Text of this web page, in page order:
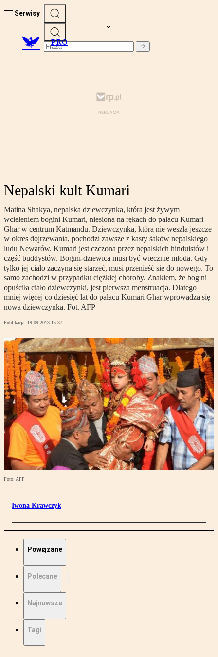
Serwisy
PRO
Nepalski kult Kumari
Matina Shakya, nepalska dziewczynka, która jest żywym
wcieleniem bogini Kumari, niesiona na rękach do pałacu Kumari
Ghar w centrum Katmandu. Dziewczynka, która nie weszła jeszcze
w okres dojrzewania, pochodzi zawsze z kasty śaków nepalskiego
ludu Newarów. Kumari jest czczona przez nepalskich hinduistów i
część buddystów. Bogini-dziewica musi być wiecznie młoda. Gdy
tylko jej ciało zaczyna się starzeć, musi przenieść się do nowego. To
samo zachodzi w przypadku ciężkiej choroby. Znakiem, że bogini
opuściła ciało dziewczynki, jest pierwsza menstruacja. Dlatego
mniej więcej co dziesięć lat do pałacu Kumari Ghar wprowadza się
nowa dziewczynka. Fot. AFP
Publikacja: 19.09.2013 15:37
Foto: AFP
Iwona Krawczyk
Powiązane
Polecane
Najnowsze
Tagi